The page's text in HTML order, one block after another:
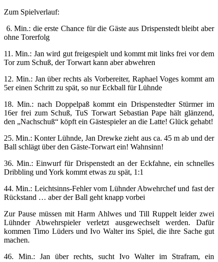
Zum Spielverlauf:
6. Min.: die erste Chance für die Gäste aus Drispenstedt bleibt aber
ohne Torerfolg
11. Min.: Jan wird gut freigespielt und kommt mit links frei vor dem
Tor zum Schuß, der Torwart kann aber abwehren
12. Min.: Jan über rechts als Vorbereiter, Raphael Voges kommt am
5er einen Schritt zu spät, so nur Eckball für Lühnde
18. Min.: nach Doppelpaß kommt ein Drispenstedter Stürmer im
16er frei zum Schuß, TuS Torwart Sebastian Pape hält glänzend,
den „Nachschuß“ köpft ein Gästespieler an die Latte! Glück gehabt!
25. Min.: Konter Lühnde, Jan Drewke zieht aus ca. 45 m ab und der
Ball schlägt über den Gäste-Torwart ein! Wahnsinn!
36. Min.: Einwurf für Drispenstedt an der Eckfahne, ein schnelles
Dribbling und York kommt etwas zu spät, 1:1
44. Min.: Leichtsinns-Fehler vom Lühnder Abwehrchef und fast der
Rückstand … aber der Ball geht knapp vorbei
Zur Pause müssen mit Harm Ahlwes und Till Ruppelt leider zwei
Lühnder Abwehrspieler verletzt ausgewechselt werden. Dafür
kommen Timo Lüders und Ivo Walter ins Spiel, die ihre Sache gut
machen.
46. Min.: Jan über rechts, sucht Ivo Walter im Strafram, ein